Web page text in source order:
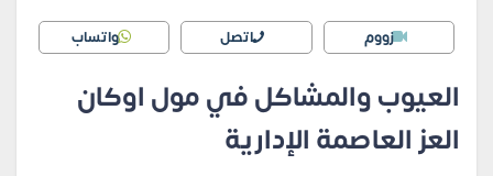
زووم اتصل واتساب
العيوب والمشاكل في مول اوكان
العز العاصمة الإدارية